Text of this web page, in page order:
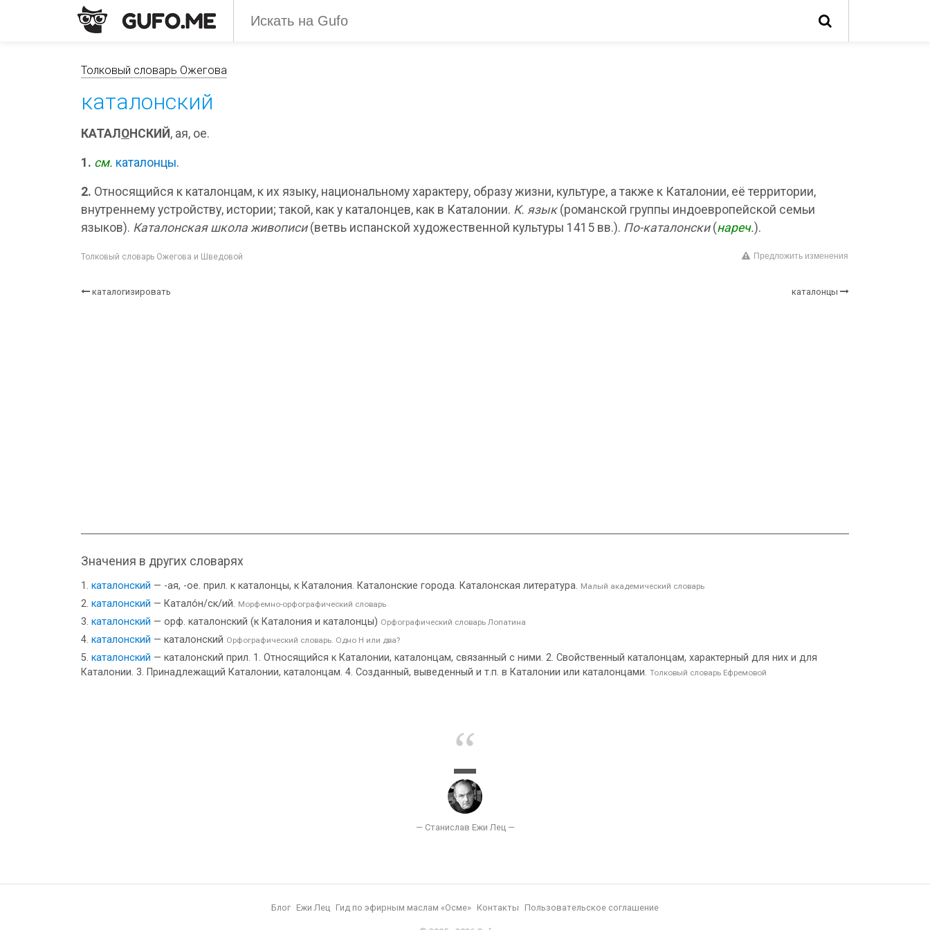
Толковый словарь Ожегова
каталонский
КАТАЛ ОНСКИЙ , ая, ое.
1. см. каталонцы.
2. Относящийся к каталонцам, к их языку, национальному характеру, образу жизни, культуре, а также к Каталонии, её территории,
внутреннему устройству, истории; такой, как у каталонцев, как в Каталонии. К. язык(романской группы индоевропейской семьи
языков). Каталонская школа живописи(ветвь испанской художественной культуры 1415 вв.). По-каталонски(нареч.).
Толковый словарь Ожегова и Шведовой Предложить изменения
каталогизировать каталонцы
Значения в других словарях
каталонский — -ая, -ое. прил. к каталонцы, к Каталония. Каталонские города. Каталонская литература. Малый академический словарь
каталонский — Катало́н/ск/ий. Морфемно-орфографический словарь
каталонский — орф. каталонский (к Каталония и каталонцы) Орфографический словарь Лопатина
каталонский — каталонский Орфографический словарь. Одно Н или два?
каталонский — каталонский прил. 1. Относящийся к Каталонии, каталонцам, связанный с ними. 2. Свойственный каталонцам, характерный для них и для
Каталонии. 3. Принадлежащий Каталонии, каталонцам. 4. Созданный, выведенный и т.п. в Каталонии или каталонцами. Толковый словарь Ефремовой
Блог Ежи Лец Гид по эфирным маслам «Осме» Контакты Пользовательское соглашение